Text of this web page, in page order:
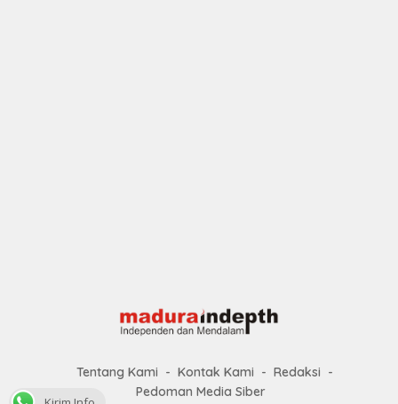
Tentang Kami Kontak Kami
Redaksi
Pedoman Media Siber